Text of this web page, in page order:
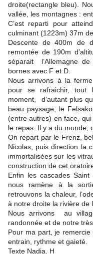
droite(rectangle bleu).
vallée, les montagnes :
C’est reparti pour
culminant (1223m) 37m
Descente de 400m de
remontée de 190m
séparait l’Allemagne
bornes avec F et D.
Nous arrivons à la
pour se rafraichir, tout
moment, d’autant plus
beau paysage, le
(entre autres) en face,
le repas. Il y a du monde,
On repart par le Frenz,
Nicolas, puis direction la
immortalisées sur les
construction de cet
Enfin les cascades
nous ramène à la
retrouvons la chaleur,
à notre droite la rivière de
Nous arrivons au
randonnée et de notre
Pour ma part, je
entrain, rythme et gaieté.
Texte Nadia. H